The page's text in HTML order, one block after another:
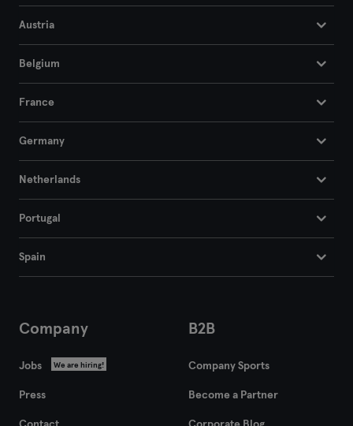
Austria
Belgium
France
Germany
Netherlands
Portugal
Spain
Company
Jobs We are hiring!
Press
B2B
Company Sports
Become a Partner